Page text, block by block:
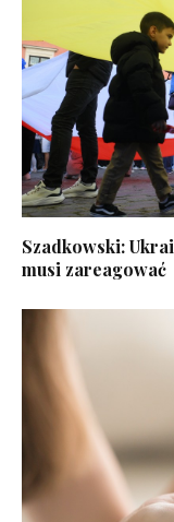
Szadkowski:
musi zareagować